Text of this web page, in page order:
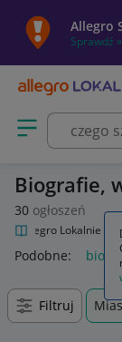
Allegro
Sprawdź »
Otwórz menu z
Biografie,
30 ogłoszeń
Allegro Lokalnie
Podobne:
Filtruj